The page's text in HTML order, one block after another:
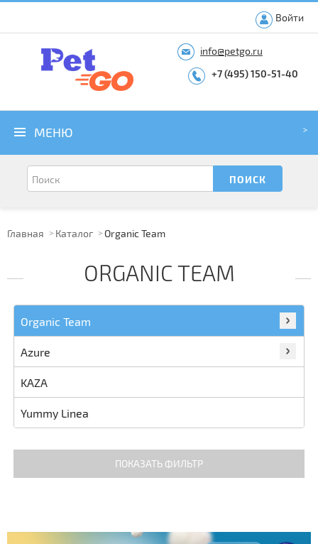
Войти
info@petgo.ru
+7 (495) 150-51-40
МЕНЮ
Главная Каталог Organic Team
ORGANIC TEAM
Organic Team
Azure
KAZA
Yummy Linea
ПОКАЗАТЬ ФИЛЬТР
Тип наполнителя